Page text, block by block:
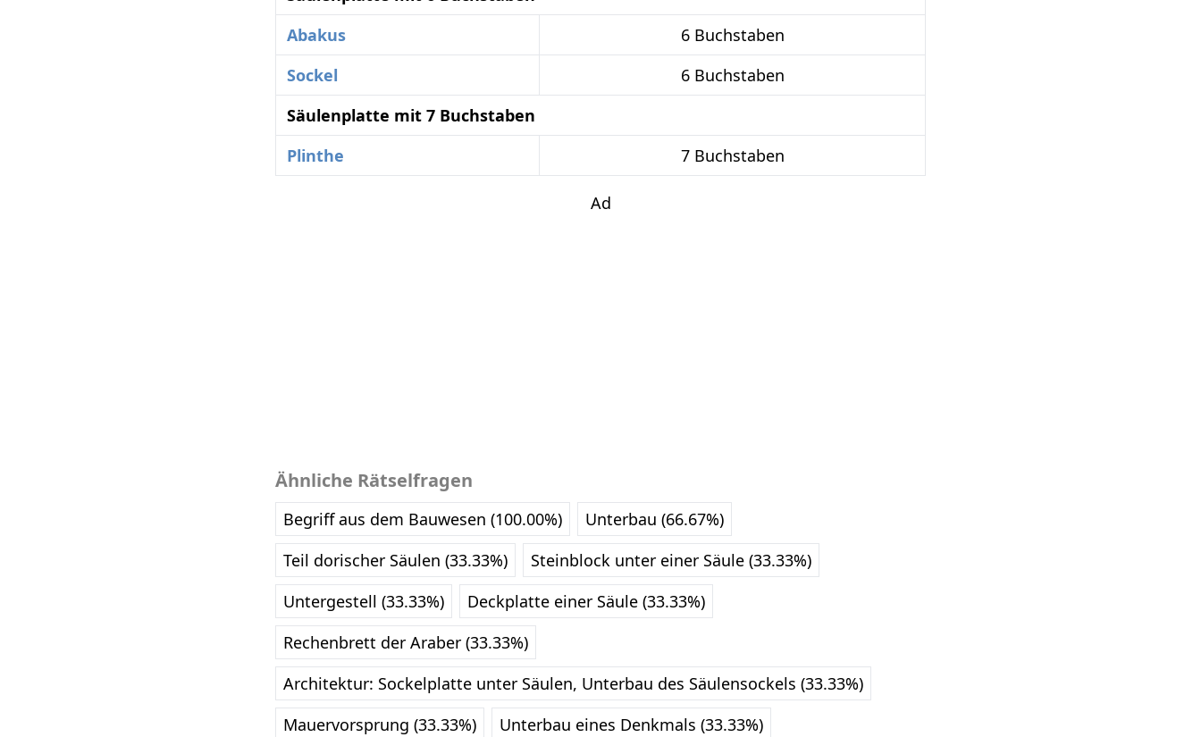
Abakus
6 Buchstaben
Sockel
6 Buchstaben
Säulenplatte mit 7 Buchstaben
Plinthe
7 Buchstaben
Ad
Ähnliche Rätselfragen
Begriff aus dem Bauwesen (100.00%)
Unterbau (66.67%)
Teil dorischer Säulen (33.33%)
Steinblock unter einer Säule (33.33%)
Untergestell (33.33%)
Deckplatte einer Säule (33.33%)
Rechenbrett der Araber (33.33%)
Architektur: Sockelplatte unter Säulen, Unterbau des Säulensockels (33.33%)
Mauervorsprung (33.33%)
Unterbau eines Denkmals (33.33%)